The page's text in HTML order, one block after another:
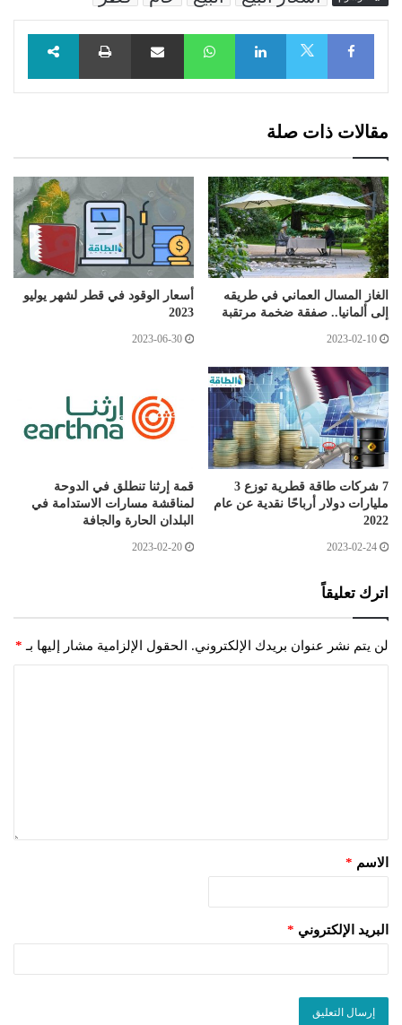
Facebook
LinkedIn
WhatsAppمشاركة عبر البريد طباعة
مقالات ذات صلة
الغاز المسال العماني في طريقه
إلى ألمانيا.. صفقة ضخمة مرتقبة
2023-02-10
أسعار الوقود في قطر لشهر يوليو
2023
2023-06-30
7 شركات طاقة قطرية توزع 3
مليارات دولار أرباحًا نقدية عن عام
2022
2023-02-24
قمة إرثنا تنطلق في الدوحة
لمناقشة مسارات الاستدامة في
البلدان الحارة والجافة
2023-02-20
اترك تعليقاً
لن يتم نشر عنوان بريدك الإلكتروني. الحقول الإلزامية مشار إليها بـ *
الاسم *
البريد الإلكتروني *